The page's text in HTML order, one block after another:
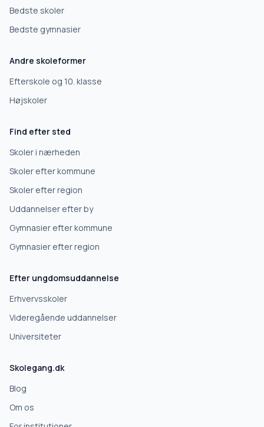
Bedste skoler
Bedste gymnasier
Andre skoleformer
Efterskole og 10. klasse
Højskoler
Find efter sted
Skoler i nærheden
Skoler efter kommune
Skoler efter region
Uddannelser efter by
Gymnasier efter kommune
Gymnasier efter region
Efter ungdomsuddannelse
Erhvervsskoler
Videregående uddannelser
Universiteter
Skolegang.dk
Blog
Om os